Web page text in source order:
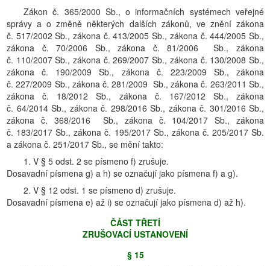
Zákon č. 365/2000 Sb., o informačních systémech veřejné
správy a o změně některých dalších zákonů, ve znění zákona
č. 517/2002 Sb., zákona č. 413/2005 Sb., zákona č. 444/2005 Sb.,
zákona č. 70/2006 Sb., zákona č. 81/2006 Sb., zákona
č. 110/2007 Sb., zákona č. 269/2007 Sb., zákona č. 130/2008 Sb.,
zákona č. 190/2009 Sb., zákona č. 223/2009 Sb., zákona
č. 227/2009 Sb., zákona č. 281/2009 Sb., zákona č. 263/2011 Sb.,
zákona č. 18/2012 Sb., zákona č. 167/2012 Sb., zákona
č. 64/2014 Sb., zákona č. 298/2016 Sb., zákona č. 301/2016 Sb.,
zákona č. 368/2016 Sb., zákona č. 104/2017 Sb., zákona
č. 183/2017 Sb., zákona č. 195/2017 Sb., zákona č. 205/2017 Sb.
a zákona č. 251/2017 Sb., se mění takto:
1. V § 5 odst. 2 se písmeno f) zrušuje.
Dosavadní písmena g) a h) se označují jako písmena f) a g).
2. V § 12 odst. 1 se písmeno d) zrušuje.
Dosavadní písmena e) až i) se označují jako písmena d) až h).
ČÁST TŘETÍ
ZRUŠOVACÍ USTANOVENÍ
§ 15